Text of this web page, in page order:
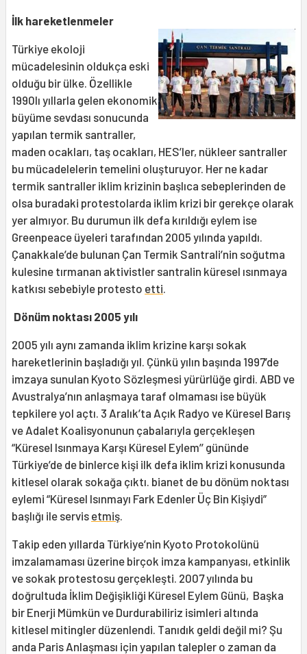
İlk hareketlenmeler
Türkiye ekoloji
mücadelesinin oldukça eski
olduğu bir ülke. Özellikle
1990lı yıllarla gelen ekonomik
büyüme sevdası sonucunda
yapılan termik santraller,
maden ocakları, taş ocakları, HES’ler, nükleer santraller
bu mücadelelerin temelini oluşturuyor. Her ne kadar
termik santraller iklim krizinin başlıca sebeplerinden de
olsa buradaki protestolarda iklim krizi bir gerekçe olarak
yer almıyor. Bu durumun ilk defa kırıldığı eylem ise
Greenpeace üyeleri tarafından 2005 yılında yapıldı.
Çanakkale’de bulunan Çan Termik Santrali’nin soğutma
kulesine tırmanan aktivistler santralin küresel ısınmaya
katkısı sebebiyle protesto etti
Dönüm noktası 2005 yılı
2005 yılı aynı zamanda iklim krizine karşı sokak
hareketlerinin başladığı yıl. Çünkü yılın başında 1997’de
imzaya sunulan Kyoto Sözleşmesi yürürlüğe girdi. ABD ve
Avustralya’nın anlaşmaya taraf olmaması ise büyük
tepkilere yol açtı. 3 Aralık’ta Açık Radyo ve Küresel Barış
ve Adalet Koalisyonunun çabalarıyla gerçekleşen
“Küresel Isınmaya Karşı Küresel Eylem’’ gününde
Türkiye’de de binlerce kişi ilk defa iklim krizi konusunda
kitlesel olarak sokağa çıktı. bianet de bu dönüm noktası
eylemi “Küresel Isınmayı Fark Edenler Üç Bin Kişiydi”
başlığı ile servis etmiş
Takip eden yıllarda Türkiye’nin Kyoto Protokolünü
imzalamaması üzerine birçok imza kampanyası, etkinlik
ve sokak protestosu gerçekleşti. 2007 yılında bu
doğrultuda İklim Değişikliği Küresel Eylem Günü, Başka
bir Enerji Mümkün ve Durdurabiliriz isimleri altında
kitlesel mitingler düzenlendi. Tanıdık geldi değil mi? Şu
anda Paris Anlaşması için yapılan talepler o zaman da